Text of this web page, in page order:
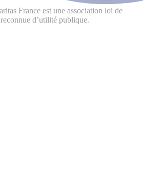
France est une association loi de
d’utilité publique.